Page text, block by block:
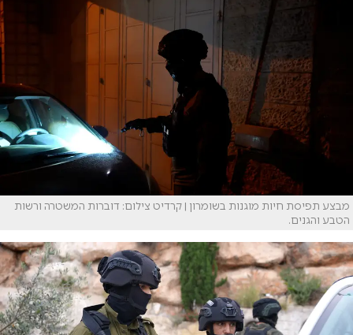
מבצע תפיסת חיות מוגנות בשומרון | קרדיט צילום: דוברות המשטרה ורשות
הטבע והגנים.